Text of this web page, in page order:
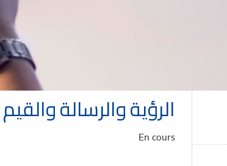
الرؤية والرسالة والقيم
En cours